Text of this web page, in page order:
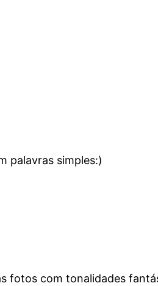
palavras simples:)
fotos com tonalidades